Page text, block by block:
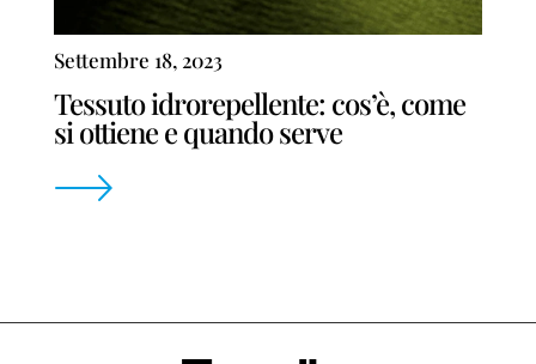
Settembre 18, 2023
Tessuto idrorepellente: cos’è, come
si ottiene e quando serve